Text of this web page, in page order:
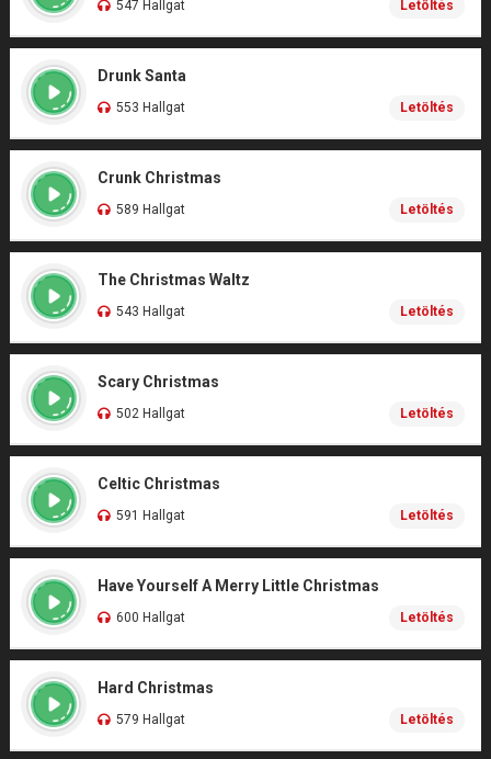
547 Hallgat Letöltés
Drunk Santa
553 Hallgat Letöltés
Crunk Christmas
589 Hallgat Letöltés
The Christmas Waltz
543 Hallgat Letöltés
Scary Christmas
502 Hallgat Letöltés
Celtic Christmas
591 Hallgat Letöltés
Have Yourself A Merry Little Christmas
600 Hallgat Letöltés
Hard Christmas
579 Hallgat Letöltés